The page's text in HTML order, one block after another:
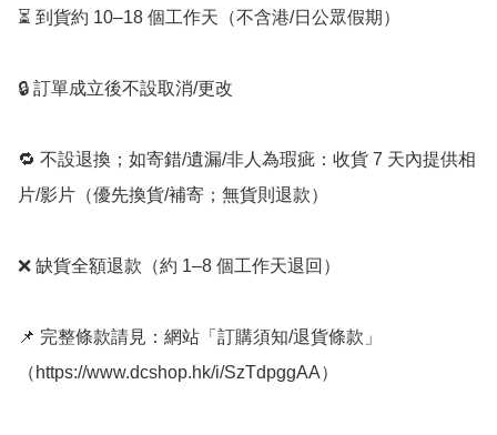
⏳ 到貨約 10–18 個工作天（不含港/日公眾假期）
🔒 訂單成立後不設取消/更改
🔁 不設退換；如寄錯/遺漏/非人為瑕疵：收貨 7 天內提供相
片/影片（優先換貨/補寄；無貨則退款）
❌ 缺貨全額退款（約 1–8 個工作天退回）
📌 完整條款請見：網站「訂購須知/退貨條款」
（https://www.dcshop.hk/i/SzTdpggAA）